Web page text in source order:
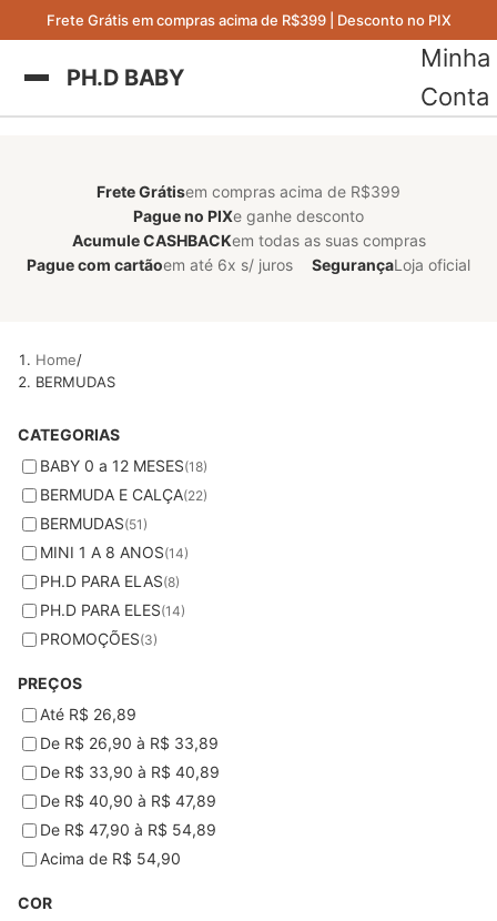
Frete Grátis em compras acima de R$399 | Desconto no PIX
PH.D BABY
Minha
Conta
Frete Grátisem compras acima de R$399
Pague no PIXe ganhe desconto
Acumule CASHBACKem todas as suas compras
Pague com cartãoem até 6x s/ juros SegurançaLoja oficial
Home
BERMUDAS
CATEGORIAS
BABY 0 a 12 MESES(18)
BERMUDA E CALÇA(22)
BERMUDAS(51)
MINI 1 A 8 ANOS(14)
PH.D PARA ELAS(8)
PH.D PARA ELES(14)
PROMOÇÕES(3)
PREÇOS
Até R$ 26,89
De R$ 26,90 à R$ 33,89
De R$ 33,90 à R$ 40,89
De R$ 40,90 à R$ 47,89
De R$ 47,90 à R$ 54,89
Acima de R$ 54,90
COR